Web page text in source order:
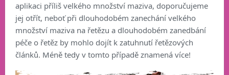
aplikaci příliš velkého množství maziva, doporučujeme
jej otřít, neboť při dlouhodobém zanechání velkého
množství maziva na řetězu a dlouhodobém zanedbání
péče o řetěz by mohlo dojít k zatuhnutí řetězových
článků. Méně tedy v tomto případě znamená více!